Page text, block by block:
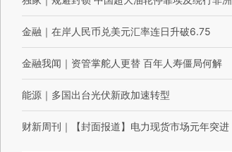
金融 ｜ 在岸人民币兑美元汇率连日升破6.75
金融我闻 ｜ 资管掌舵人更替 百年人寿僵局何解
能源 ｜ 多国出台光伏新政加速转型
财新周刊 ｜ 【封面报道】电力现货市场元年突进